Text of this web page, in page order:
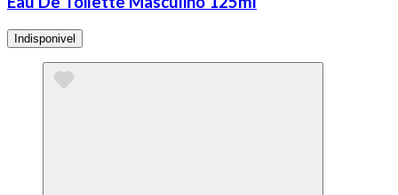
Indisponivel